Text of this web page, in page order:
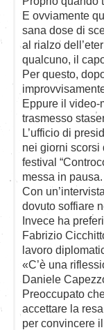
E ovviamente
sana dose di
al rialzo
qualcuno, il
Per questo,
Eppure il video-
trasmesso
L’ufficio di
nei giorni scorsi
festival
messa in pausa.
Con
dovuto soffiare
Invece ha
Fabrizio
lavoro
«C’è una
Daniele
Preoccupato
accettare la
per convincere